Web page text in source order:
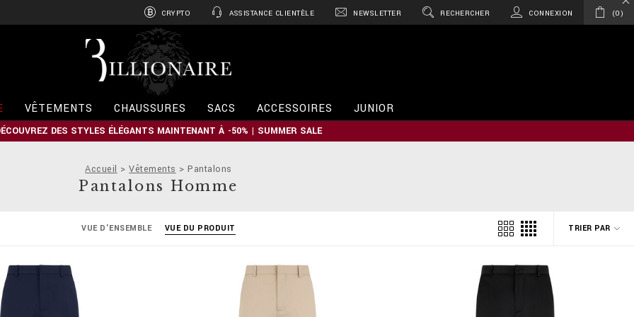
CRYPTO ASSISTANCE CLIENTÈLE NEWSLETTER RECHERCHER CONNEXION 0
l
o
n
a
VÊTEMENTS CHAUSSURES SACS ACCESSOIRES JUNIOR
DES STYLES ÉLÉGANTS MAINTENANT À -50% | SUMMER SALE
Accueil Vêtements Pantalons
Pantalons Homme
TRIER PAR
VUE D'ENSEMBLE VUE DU PRODUIT